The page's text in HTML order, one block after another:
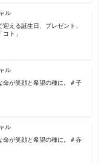
ル
迎える誕生日、プレゼント、
ト」
ル
命が笑顔と希望の種に。＃子
ル
命が笑顔と希望の種に。＃赤